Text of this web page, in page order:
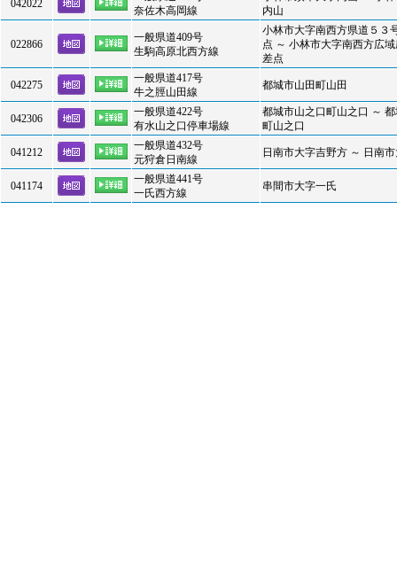
042022
奈佐木高岡線
内山
022866
一般県道409号
生駒高原北西方線
小林市大字南西方県道５３
点 ～ 小林市大字南西方広
差点
042275
一般県道417号
牛之脛山田線
都城市山田町山田
042306
一般県道422号
有水山之口停車場線
都城市山之口町山之口 ～
町山之口
041212
一般県道432号
元狩倉日南線
日南市大字吉野方 ～ 日南
041174
一般県道441号
一氏西方線
串間市大字一氏